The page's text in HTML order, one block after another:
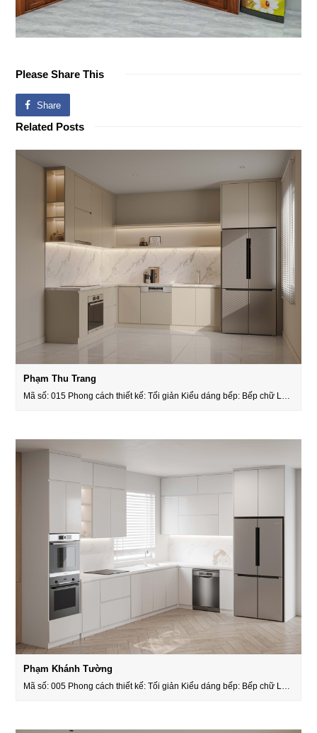
Please Share This
Share
Related Posts
Phạm Thu Trang
Mã số: 015 Phong cách thiết kế: Tối giản Kiểu dáng bếp: Bếp chữ L…
Phạm Khánh Tường
Mã số: 005 Phong cách thiết kế: Tối giản Kiểu dáng bếp: Bếp chữ L…